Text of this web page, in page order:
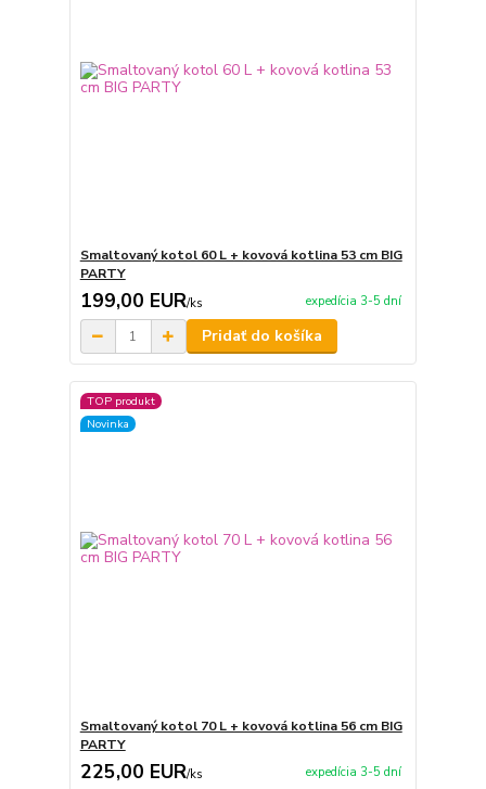
Smaltovaný kotol 60 L + kovová kotlina 53 cm BIG
PARTY
199,00 EUR/ks expedícia 3-5 dní
Pridať do košíka
TOP produkt
Novinka
Smaltovaný kotol 70 L + kovová kotlina 56 cm BIG
PARTY
225,00 EUR/ks expedícia 3-5 dní